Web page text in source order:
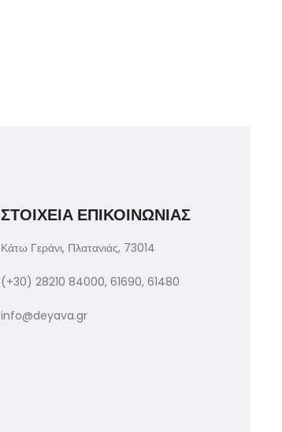
ΣΤΟΙΧΕΙΑ ΕΠΙΚΟΙΝΩΝΙΑΣ
Κάτω Γεράνι, Πλατανιάς, 73014
(+30) 28210 84000, 61690, 61480
info@deyava.gr